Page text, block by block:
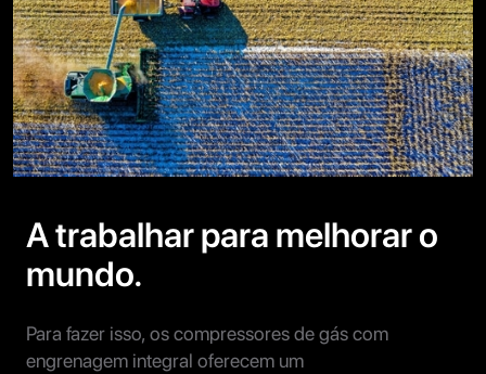
A trabalhar para melhorar o
mundo.
Para fazer isso, os compressores de gás com
engrenagem integral oferecem um